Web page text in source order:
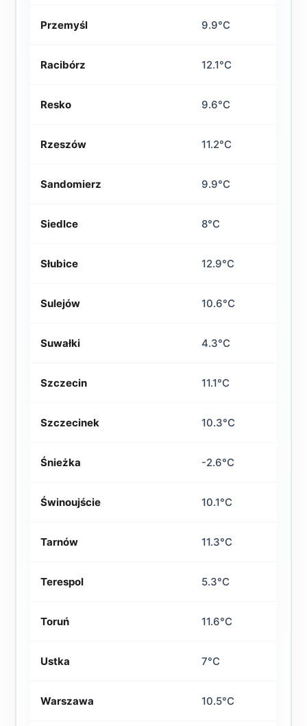
Przemyśl 9.9°C
Racibórz 12.1°C
Resko 9.6°C
Rzeszów 11.2°C
Sandomierz 9.9°C
Siedlce 8°C
Słubice 12.9°C
Sulejów 10.6°C
Suwałki 4.3°C
Szczecin 11.1°C
Szczecinek 10.3°C
Śnieżka -2.6°C
Świnoujście 10.1°C
Tarnów 11.3°C
Terespol 5.3°C
Toruń 11.6°C
Ustka 7°C
Warszawa 10.5°C